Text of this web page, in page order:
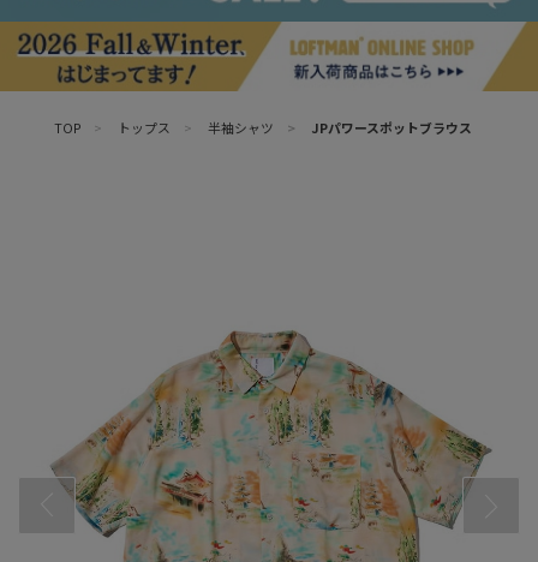
TOP > トップス > 半袖シャツ > JPパワースポットブラウス